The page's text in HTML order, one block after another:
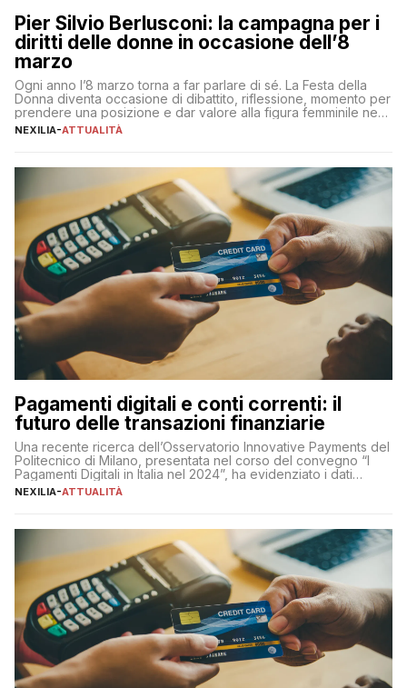
Pier Silvio Berlusconi: la campagna per i
diritti delle donne in occasione dell’8
marzo
Ogni anno l’8 marzo torna a far parlare di sé. La Festa della
Donna diventa occasione di dibattito, riflessione, momento per
prendere una posizione e dar valore alla figura femminile nella
sua complessità e crucialità. A lanciare un messaggio “forte e
NEXILIA-ATTUALITÀ
Pagamenti digitali e conti correnti: il
futuro delle transazioni finanziarie
Una recente ricerca dell’Osservatorio Innovative Payments del
Politecnico di Milano, presentata nel corso del convegno “I
Pagamenti Digitali in Italia nel 2024”, ha evidenziato i dati
definitivi del primo semestre 2024 relativamente alle
NEXILIA-ATTUALITÀ